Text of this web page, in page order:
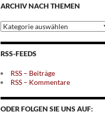
ARCHIV NACH THEMEN
Archiv
nach
Themen
RSS-FEEDS
RSS – Beiträge
RSS – Kommentare
ODER FOLGEN SIE UNS AUF: